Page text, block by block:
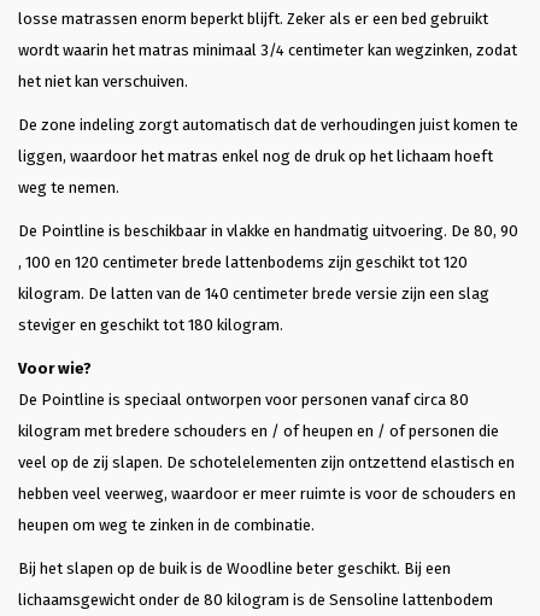
losse matrassen enorm beperkt blijft. Zeker als er een bed gebruikt
wordt waarin het matras minimaal 3/4 centimeter kan wegzinken, zodat
het niet kan verschuiven.
De zone indeling zorgt automatisch dat de verhoudingen juist komen te
liggen, waardoor het matras enkel nog de druk op het lichaam hoeft
weg te nemen.
De Pointline is beschikbaar in vlakke en handmatig uitvoering. De 80, 90
, 100 en 120 centimeter brede lattenbodems zijn geschikt tot 120
kilogram. De latten van de 140 centimeter brede versie zijn een slag
steviger en geschikt tot 180 kilogram.
Voor wie?
De Pointline is speciaal ontworpen voor personen vanaf circa 80
kilogram met bredere schouders en / of heupen en / of personen die
veel op de zij slapen. De schotelelementen zijn ontzettend elastisch en
hebben veel veerweg, waardoor er meer ruimte is voor de schouders en
heupen om weg te zinken in de combinatie.
Bij het slapen op de buik is de Woodline beter geschikt. Bij een
lichaamsgewicht onder de 80 kilogram is de Sensoline lattenbodem